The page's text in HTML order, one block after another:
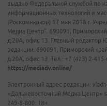
выдано Федеральной службой по
информационных технологий и
(Роскомнадзор) 17 мая 2018 г.
Медиа Центр". 690091, Приморский
д.20А, офис 13. Главный
редакции: 690091, Приморский
д.20А, офис 13. Тел.: +7 (423) 2-415-
https://mediadv.online/
Электронный адрес редакции:
«Дальневосточный Медиа Центр»
249-8-800. 18+